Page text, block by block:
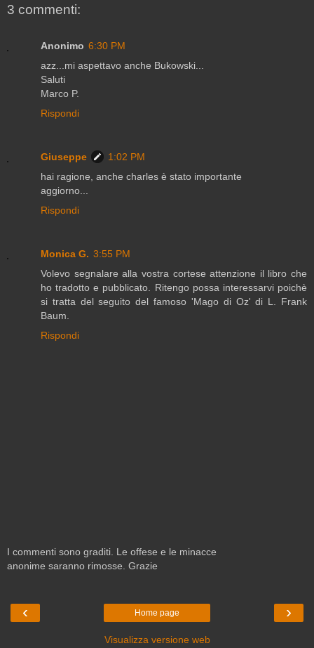
3 commenti:
Anonimo 6:30 PM
azz...mi aspettavo anche Bukowski...
Saluti
Marco P.
Rispondi
Giuseppe
1:02 PM
hai ragione, anche charles è stato importante
aggiorno...
Rispondi
Monica G. 3:55 PM
Volevo segnalare alla vostra cortese attenzione il libro che
ho tradotto e pubblicato. Ritengo possa interessarvi poichè
si tratta del seguito del famoso 'Mago di Oz' di L. Frank
Baum.
Rispondi
I commenti sono graditi. Le offese e le minacce
anonime saranno rimosse. Grazie
‹ ›
Home page
Visualizza versione web